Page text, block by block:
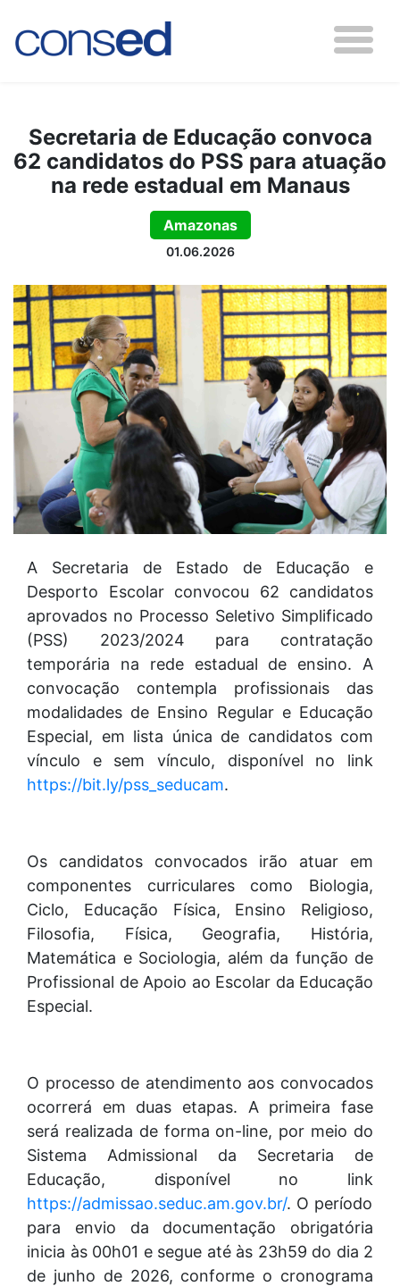
Secretaria de Educação convoca
62 candidatos do PSS para atuação
na rede estadual em Manaus
Amazonas
01.06.2026
A Secretaria de Estado de Educação e
Desporto Escolar convocou 62 candidatos
aprovados no Processo Seletivo Simplificado
(PSS) 2023/2024 para contratação
temporária na rede estadual de ensino. A
convocação contempla profissionais das
modalidades de Ensino Regular e Educação
Especial, em lista única de candidatos com
vínculo e sem vínculo, disponível no link
https://bit.ly/pss_seducam.
Os candidatos convocados irão atuar em
componentes curriculares como Biologia,
Ciclo, Educação Física, Ensino Religioso,
Filosofia, Física, Geografia, História,
Matemática e Sociologia, além da função de
Profissional de Apoio ao Escolar da Educação
Especial.
O processo de atendimento aos convocados
ocorrerá em duas etapas. A primeira fase
será realizada de forma on-line, por meio do
Sistema Admissional da Secretaria de
Educação, disponível no link
https://admissao.seduc.am.gov.br/. O período
para envio da documentação obrigatória
inicia às 00h01 e segue até às 23h59 do dia 2
de junho de 2026, conforme o cronograma